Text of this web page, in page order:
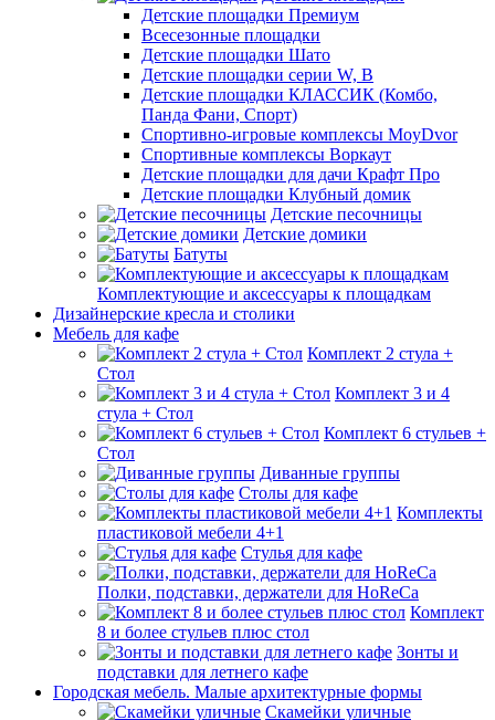
Детские площадки Премиум
Всесезонные площадки
Детские площадки Шато
Детские площадки серии W, В
Детские площадки КЛАССИК (Комбо,
Панда Фани, Спорт)
Спортивно-игровые комплексы MoyDvor
Спортивные комплексы Воркаут
Детские площадки для дачи Крафт Про
Детские площадки Клубный домик
Детские песочницы
Детские домики
Батуты
Комплектующие и аксессуары к площадкам
Дизайнерские кресла и столики
Мебель для кафе
Комплект 2 стула +
Стол
Комплект 3 и 4
стула + Стол
Комплект 6 стульев +
Стол
Диванные группы
Столы для кафе
Комплекты
пластиковой мебели 4+1
Стулья для кафе
Полки, подставки, держатели для HoReCa
Комплект
8 и более стульев плюс стол
Зонты и
подставки для летнего кафе
Городская мебель. Малые архитектурные формы
Скамейки уличные